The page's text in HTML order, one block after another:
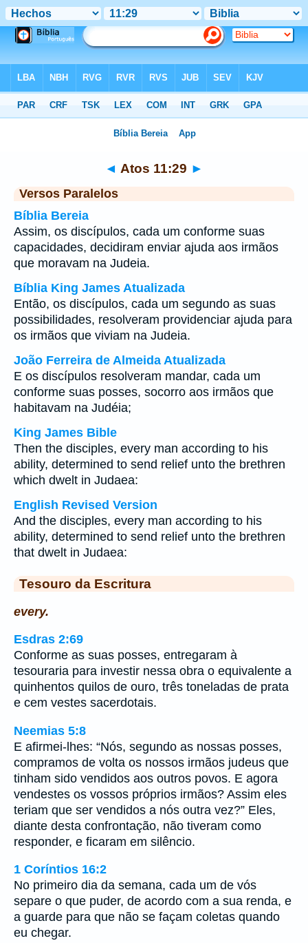
◄ Atos 11:29 ►
Versos Paralelos
Bíblia Bereia
Assim, os discípulos, cada um conforme suas
capacidades, decidiram enviar ajuda aos irmãos
que moravam na Judeia.
Bíblia King James Atualizada
Então, os discípulos, cada um segundo as suas
possibilidades, resolveram providenciar ajuda para
os irmãos que viviam na Judeia.
João Ferreira de Almeida Atualizada
E os discípulos resolveram mandar, cada um
conforme suas posses, socorro aos irmãos que
habitavam na Judéia;
King James Bible
Then the disciples, every man according to his
ability, determined to send relief unto the brethren
which dwelt in Judaea:
English Revised Version
And the disciples, every man according to his
ability, determined to send relief unto the brethren
that dwelt in Judaea:
Tesouro da Escritura
every.
Esdras 2:69
Conforme as suas posses, entregaram à
tesouraria para investir nessa obra o equivalente a
quinhentos quilos de ouro, três toneladas de prata
e cem vestes sacerdotais.
Neemias 5:8
E afirmei-lhes: “Nós, segundo as nossas posses,
compramos de volta os nossos irmãos judeus que
tinham sido vendidos aos outros povos. E agora
vendestes os vossos próprios irmãos? Assim eles
teriam que ser vendidos a nós outra vez?” Eles,
diante desta confrontação, não tiveram como
responder, e ficaram em silêncio.
1 Coríntios 16:2
No primeiro dia da semana, cada um de vós
separe o que puder, de acordo com a sua renda, e
a guarde para que não se façam coletas quando
eu chegar.